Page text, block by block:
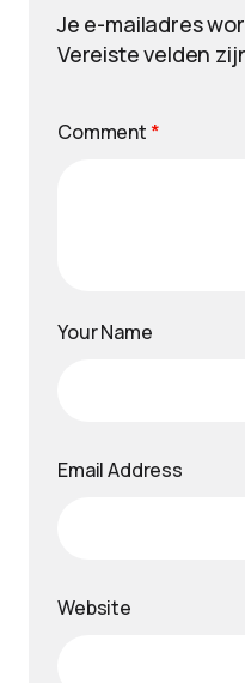
Je e-mailadres
Vereiste velden
Comment *
Your Name
Email Address
Website